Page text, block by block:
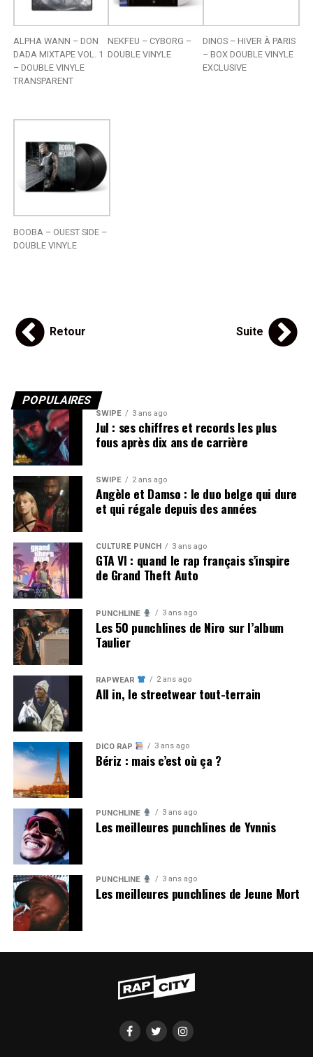
ALPHA WANN – DON
DADA MIXTAPE VOL. 1
– DOUBLE VINYLE
TRANSPARENT
NEKFEU – CYBORG –
DOUBLE VINYLE
DINOS – HIVER À PARIS
– BOX DOUBLE VINYLE
EXCLUSIVE
BOOBA – OUEST SIDE –
DOUBLE VINYLE
Retour Suite
POPULAIRES
SWIPE 3 ans ago
Jul : ses chiffres et records les plus
fous après dix ans de carrière
SWIPE 2 ans ago
Angèle et Damso : le duo belge qui dure
et qui régale depuis des années
CULTURE PUNCH 3 ans ago
GTA VI : quand le rap français s’inspire
de Grand Theft Auto
PUNCHLINE 3 ans ago
Les 50 punchlines de Niro sur l’album
Taulier
RAPWEAR 2 ans ago
All in, le streetwear tout-terrain
DICO RAP 3 ans ago
Bériz : mais c’est où ça ?
PUNCHLINE 3 ans ago
Les meilleures punchlines de Yvnnis
PUNCHLINE 3 ans ago
Les meilleures punchlines de Jeune Mort